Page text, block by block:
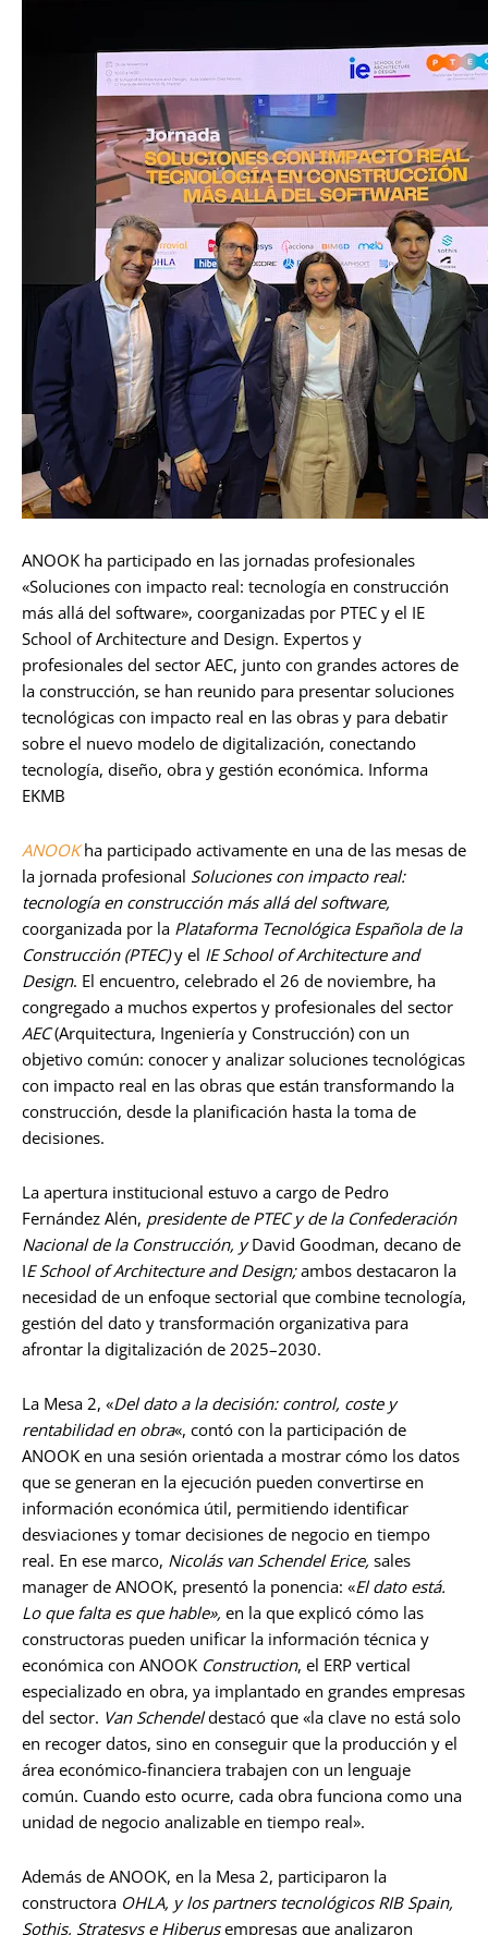
ANOOK ha participado en las jornadas profesionales
«Soluciones con impacto real: tecnología en construcción
más allá del software», coorganizadas por PTEC y el IE
School of Architecture and Design. Expertos y
profesionales del sector AEC, junto con grandes actores de
la construcción, se han reunido para presentar soluciones
tecnológicas con impacto real en las obras y para debatir
sobre el nuevo modelo de digitalización, conectando
tecnología, diseño, obra y gestión económica. Informa
EKMB
ANOOKha participado activamente en una de las mesas de
la jornada profesional Soluciones con impacto real:
tecnología en construcción más allá del software,
coorganizada por la Plataforma Tecnológica Española de la
Construcción (PTEC)y el IE School of Architecture and
Design. El encuentro, celebrado el 26 de noviembre, ha
congregado a muchos expertos y profesionales del sector
AEC(Arquitectura, Ingeniería y Construcción) con un
objetivo común: conocer y analizar soluciones tecnológicas
con impacto real en las obras que están transformando la
construcción, desde la planificación hasta la toma de
decisiones.
La apertura institucional estuvo a cargo de Pedro
Fernández Alén, presidente de PTEC y de la Confederación
Nacional de la Construcción, yDavid Goodman, decano de
IE School of Architecture and Design;ambos destacaron la
necesidad de un enfoque sectorial que combine tecnología,
gestión del dato y transformación organizativa para
afrontar la digitalización de 2025–2030.
La Mesa 2, «Del dato a la decisión: control, coste y
rentabilidad en obra«, contó con la participación de
ANOOK en una sesión orientada a mostrar cómo los datos
que se generan en la ejecución pueden convertirse en
información económica útil, permitiendo identificar
desviaciones y tomar decisiones de negocio en tiempo
real. En ese marco, Nicolás van Schendel Erice, sales
manager de ANOOK, presentó la ponencia: «El dato está.
Lo que falta es que hable», en la que explicó cómo las
constructoras pueden unificar la información técnica y
económica con ANOOK Construction, el ERP vertical
especializado en obra, ya implantado en grandes empresas
del sector. Van Schendeldestacó que «la clave no está solo
en recoger datos, sino en conseguir que la producción y el
área económico-financiera trabajen con un lenguaje
común. Cuando esto ocurre, cada obra funciona como una
unidad de negocio analizable en tiempo real».
Además de ANOOK, en la Mesa 2, participaron la
constructora OHLA, y los partners tecnológicos RIB Spain,
Sothis, Stratesys e Hiberusempresas que analizaron